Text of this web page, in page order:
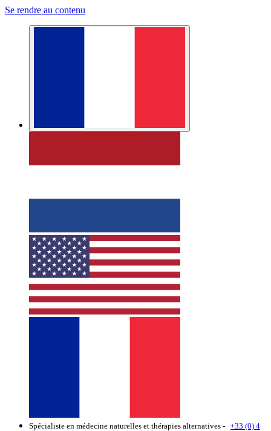
Se rendre au contenu
Spécialiste en médecine naturelles et thérapies alternatives - +33 (0) 4